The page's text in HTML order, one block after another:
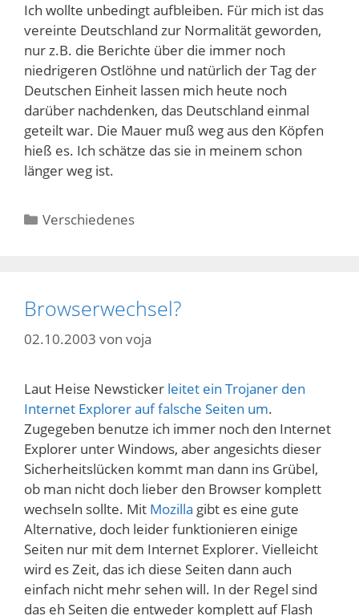
Ich wollte unbedingt aufbleiben. Für mich ist das
vereinte Deutschland zur Normalität geworden,
nur z.B. die Berichte über die immer noch
niedrigeren Ostlöhne und natürlich der Tag der
Deutschen Einheit lassen mich heute noch
darüber nachdenken, das Deutschland einmal
geteilt war. Die Mauer muß weg aus den Köpfen
hieß es. Ich schätze das sie in meinem schon
länger weg ist.
Kategorien
Verschiedenes
Browserwechsel?
02.10.2003 von voja
Laut Heise Newsticker leitet ein Trojaner den
Internet Explorer auf falsche Seiten um.
Zugegeben benutze ich immer noch den Internet
Explorer unter Windows, aber angesichts dieser
Sicherheitslücken kommt man dann ins Grübel,
ob man nicht doch lieber den Browser komplett
wechseln sollte. Mit Mozilla gibt es eine gute
Alternative, doch leider funktionieren einige
Seiten nur mit dem Internet Explorer. Vielleicht
wird es Zeit, das ich diese Seiten dann auch
einfach nicht mehr sehen will. In der Regel sind
das eh Seiten die entweder komplett auf Flash